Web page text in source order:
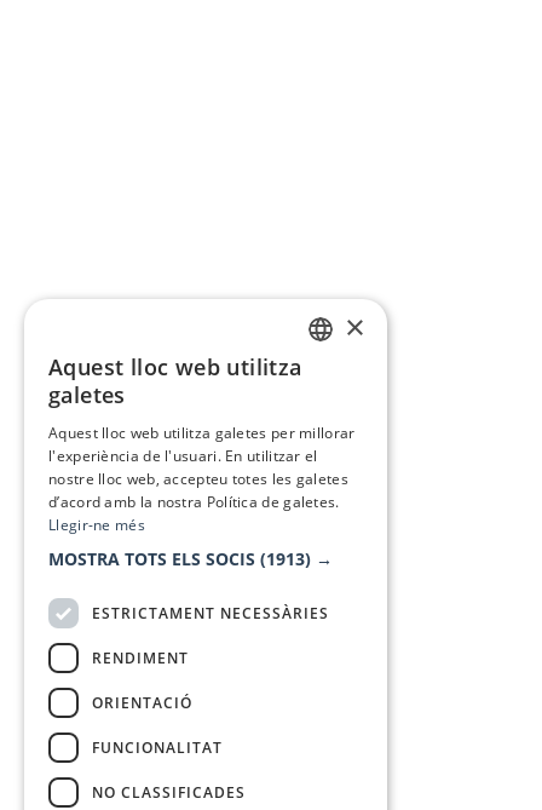
×
Aquest lloc web utilitza
galetes
Aquest lloc web utilitza galetes per millorar
l'experiència de l'usuari. En utilitzar el
nostre lloc web, accepteu totes les galetes
d’acord amb la nostra Política de galetes.
Llegir-ne més
MOSTRA TOTS ELS SOCIS (1913) →
ESTRICTAMENT NECESSÀRIES
RENDIMENT
ORIENTACIÓ
FUNCIONALITAT
NO CLASSIFICADES